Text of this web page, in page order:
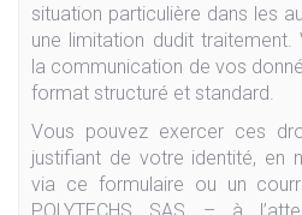
situation particulière dans les
une limitation dudit
la communication de vos
format structuré et standard.
Vous pouvez exercer ces
justifiant de votre identité, en
via ce formulaire ou un